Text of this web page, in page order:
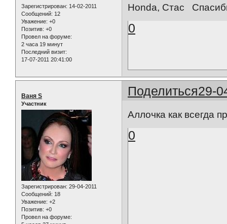
Зарегистрирован: 14-02-2011
Сообщений: 12
Уважение: +0
Позитив: +0
Провел на форуме:
2 часа 19 минут
Последний визит:
17-07-2011 20:41:00
Honda, Стас
0
Поделиться29-
Ваня S
Участник
Зарегистрирован: 29-04-2011
Сообщений: 18
Уважение: +2
Позитив: +0
Провел на форуме:
Аллочка как всегда
0